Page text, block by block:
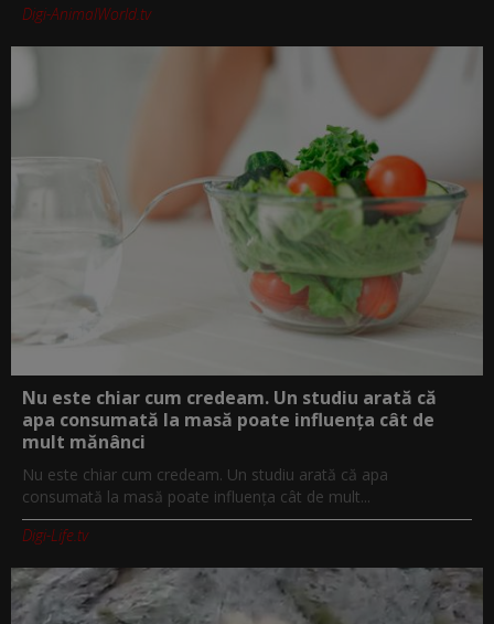
Digi-AnimalWorld.tv
Nu este chiar cum credeam. Un studiu arată că
apa consumată la masă poate influența cât de
mult mănânci
Nu este chiar cum credeam. Un studiu arată că apa
consumată la masă poate influența cât de mult...
Digi-Life.tv